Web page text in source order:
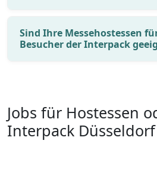
Sind Ihre Messehostessen
Besucher der Interpack
Jobs für Hostessen
Interpack